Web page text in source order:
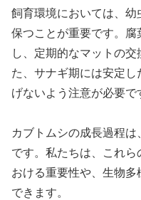
飼育環境においては、
保つことが重要です。腐
し、定期的なマットの
た、サナギ期には安定
げないよう注意が必要で
カブトムシの成長過程
です。私たちは、これ
おける重要性や、生物
できます。